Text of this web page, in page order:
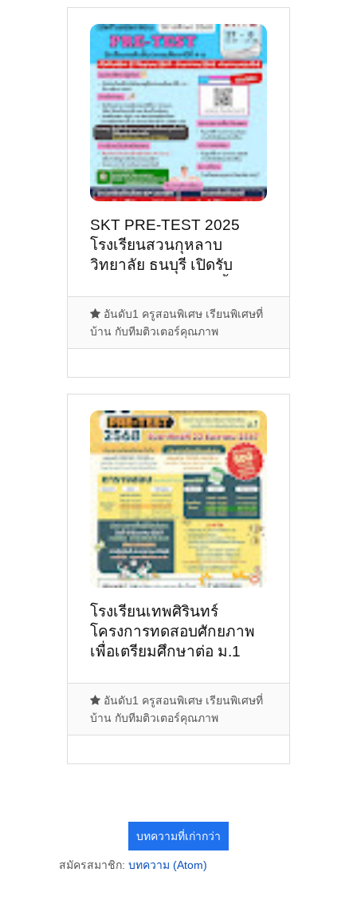
SKT PRE-TEST 2025
โรงเรียนสวนกุหลาบ
วิทยาลัย ธนบุรี เปิดรับ
ปี 2568
อันดับ1 ครูสอนพิเศษ เรียนพิเศษที่
บ้าน กับทีมติวเตอร์คุณภาพ
โรงเรียนเทพศิรินทร์
โครงการทดสอบศักยภาพ
เพื่อเตรียมศึกษาต่อ ม.1
อันดับ1 ครูสอนพิเศษ เรียนพิเศษที่
บ้าน กับทีมติวเตอร์คุณภาพ
บทความที่เก่ากว่า
สมัครสมาชิก: บทความ (Atom)